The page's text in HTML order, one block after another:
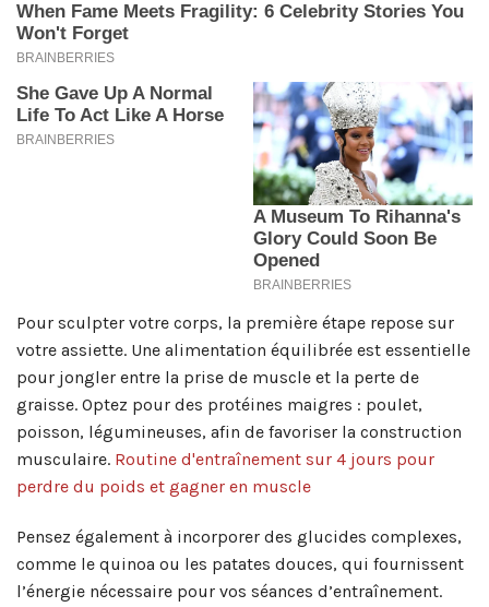
Pour sculpter votre corps, la première étape repose sur
votre assiette. Une alimentation équilibrée est essentielle
pour jongler entre la prise de muscle et la perte de
graisse. Optez pour des protéines maigres : poulet,
poisson, légumineuses, afin de favoriser la construction
musculaire. Routine d'entraînement sur 4 jours pour
perdre du poids et gagner en muscle
Pensez également à incorporer des glucides complexes,
comme le quinoa ou les patates douces, qui fournissent
l’énergie nécessaire pour vos séances d’entraînement.